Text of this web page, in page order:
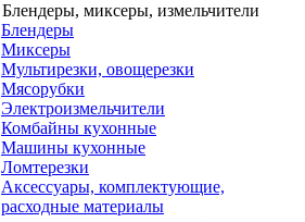
Блендеры, миксеры, измельчители
Блендеры
Миксеры
Мультирезки, овощерезки
Мясорубки
Электроизмельчители
Комбайны кухонные
Машины кухонные
Ломтерезки
Аксессуары, комплектующие,
расходные материалы